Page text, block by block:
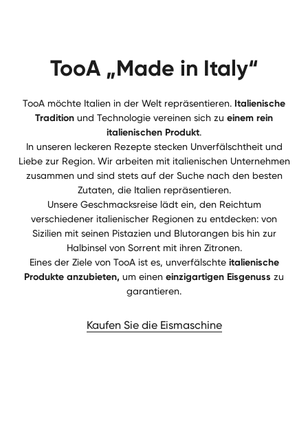
TooA „Made in Italy“
TooA möchte Italien in der Welt repräsentieren. Italienische
Tradition und Technologie vereinen sich zu einem rein
italienischen Produkt.
In unseren leckeren Rezepte stecken Unverfälschtheit und
Liebe zur Region. Wir arbeiten mit italienischen Unternehmen
zusammen und sind stets auf der Suche nach den besten
Zutaten, die Italien repräsentieren.
Unsere Geschmacksreise lädt ein, den Reichtum
verschiedener italienischer Regionen zu entdecken: von
Sizilien mit seinen Pistazien und Blutorangen bis hin zur
Halbinsel von Sorrent mit ihren Zitronen.
Eines der Ziele von TooA ist es, unverfälschte italienische
Produkte anzubieten, um einen einzigartigen Eisgenuss zu
garantieren.
Kaufen Sie die Eismaschine